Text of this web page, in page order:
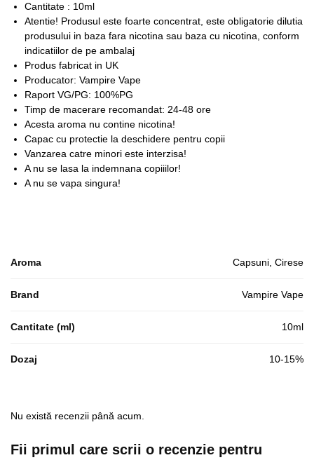
Cantitate : 10ml
Atentie! Produsul este foarte concentrat, este obligatorie dilutia
produsului in baza fara nicotina sau baza cu nicotina, conform
indicatiilor de pe ambalaj
Produs fabricat in UK
Producator: Vampire Vape
Raport VG/PG: 100%PG
Timp de macerare recomandat: 24-48 ore
Acesta aroma nu contine nicotina!
Capac cu protectie la deschidere pentru copii
Vanzarea catre minori este interzisa!
A nu se lasa la indemnana copiiilor!
A nu se vapa singura!
Aroma Capsuni, Cirese
Brand Vampire Vape
Cantitate (ml) 10ml
Dozaj 10-15%
Nu există recenzii până acum.
Fii primul care scrii o recenzie pentru